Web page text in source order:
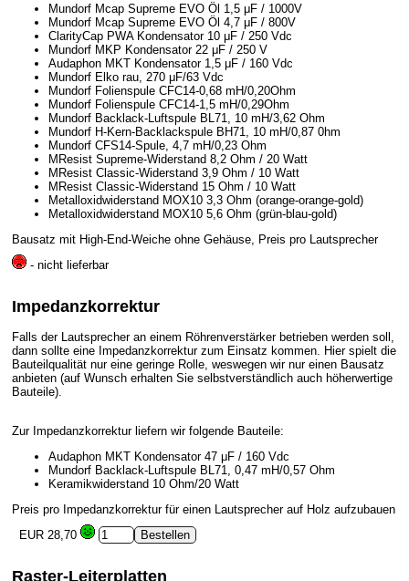
Mundorf Mcap Supreme EVO Öl 1,5 μF / 1000V
Mundorf Mcap Supreme EVO Öl 4,7 μF / 800V
ClarityCap PWA Kondensator 10 μF / 250 Vdc
Mundorf MKP Kondensator 22 μF / 250 V
Audaphon MKT Kondensator 1,5 μF / 160 Vdc
Mundorf Elko rau, 270 μF/63 Vdc
Mundorf Folienspule CFC14-0,68 mH/0,20Ohm
Mundorf Folienspule CFC14-1,5 mH/0,29Ohm
Mundorf Backlack-Luftspule BL71, 10 mH/3,62 Ohm
Mundorf H-Kern-Backlackspule BH71, 10 mH/0,87 0hm
Mundorf CFS14-Spule, 4,7 mH/0,23 Ohm
MResist Supreme-Widerstand 8,2 Ohm / 20 Watt
MResist Classic-Widerstand 3,9 Ohm / 10 Watt
MResist Classic-Widerstand 15 Ohm / 10 Watt
Metalloxidwiderstand MOX10 3,3 Ohm (orange-orange-gold)
Metalloxidwiderstand MOX10 5,6 Ohm (grün-blau-gold)
Bausatz mit High-End-Weiche ohne Gehäuse, Preis pro Lautsprecher
- nicht lieferbar
Impedanzkorrektur
Falls der Lautsprecher an einem Röhrenverstärker betrieben werden soll,
dann sollte eine Impedanzkorrektur zum Einsatz kommen. Hier spielt die
Bauteilqualität nur eine geringe Rolle, weswegen wir nur einen Bausatz
anbieten (auf Wunsch erhalten Sie selbstverständlich auch höherwertige
Bauteile).
Zur Impedanzkorrektur liefern wir folgende Bauteile:
Audaphon MKT Kondensator 47 μF / 160 Vdc
Mundorf Backlack-Luftspule BL71, 0,47 mH/0,57 Ohm
Keramikwiderstand 10 Ohm/20 Watt
Preis pro Impedanzkorrektur für einen Lautsprecher auf Holz aufzubauen
EUR 28,70
Raster-Leiterplatten